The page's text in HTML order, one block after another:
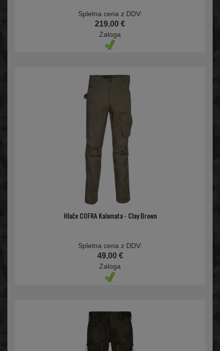
Spletna cena z DDV:
219,00 €
Zaloga
Hlače COFRA Kalamata - Clay Brown
Spletna cena z DDV:
49,00 €
Zaloga